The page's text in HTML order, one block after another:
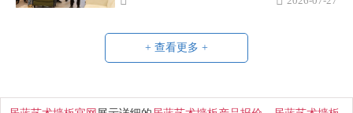
+ 查看更多 +